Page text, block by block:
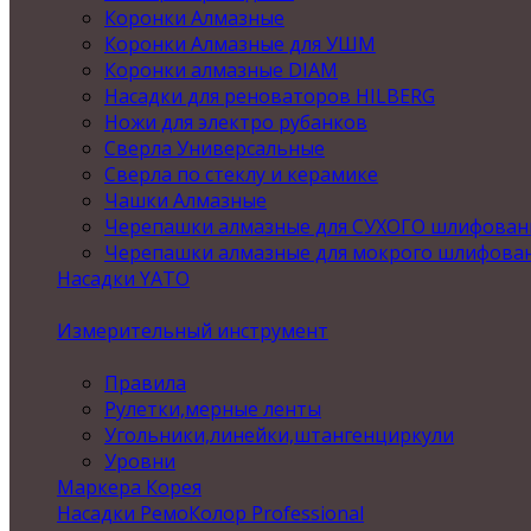
Коронки Алмазные
Коронки Алмазные для УШМ
Коронки алмазные DIAM
Насадки для реноваторов HILBERG
Ножи для электро рубанков
Сверла Универсальные
Сверла по стеклу и керамике
Чашки Алмазные
Черепашки алмазные для СУХОГО
Черепашки алмазные для мокрого
Насадки YATO
Измерительный инструмент
Правила
Рулетки,мерные ленты
Угольники,линейки,штангенциркули
Уровни
Маркера Корея
Насадки РемоКолор Professional